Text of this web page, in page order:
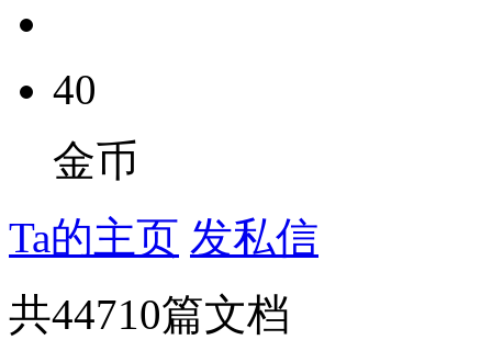
40
金币
Ta的主页 发私信
共44710篇文档